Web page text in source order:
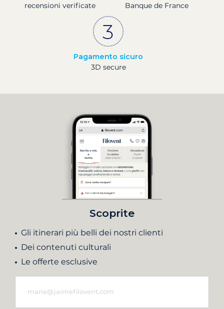
recensioni verificate
Banque de France
Pagamento sicuro
3D secure
Scoprite
Gli itinerari più belli dei nostri clienti
Dei contenuti culturali
Le offerte esclusive